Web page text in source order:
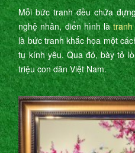
Mỗi bức tranh đều chứa
nghệ nhân, điển hình là
là bức tranh khắc họa một
tụ kính yêu. Qua đó, bày tỏ
triệu con dân Việt Nam.